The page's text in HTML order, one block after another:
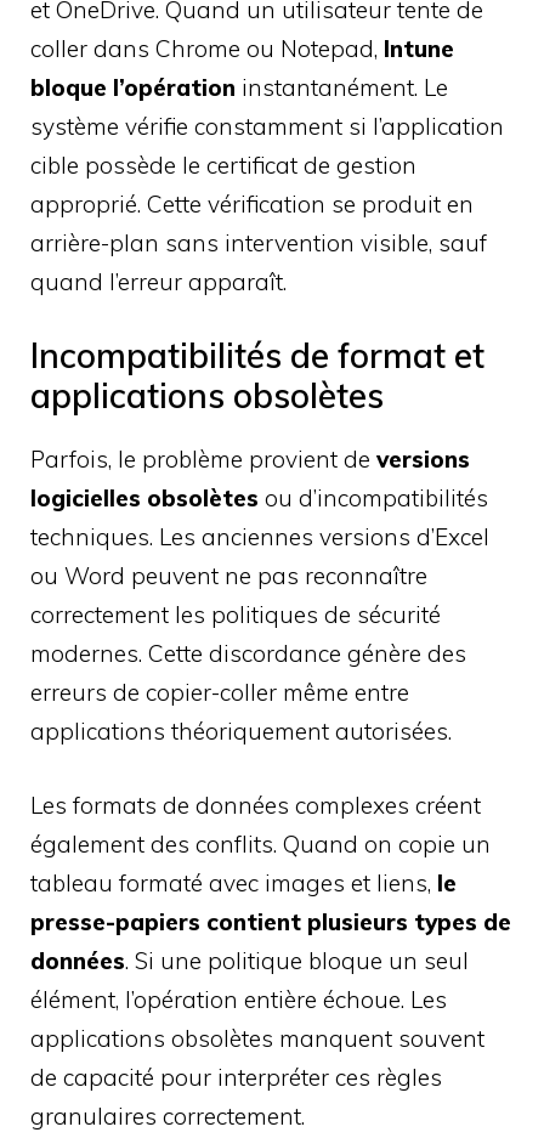
et OneDrive. Quand un utilisateur tente de
coller dans Chrome ou Notepad, Intune
bloque l’opération instantanément. Le
système vérifie constamment si l’application
cible possède le certificat de gestion
approprié. Cette vérification se produit en
arrière-plan sans intervention visible, sauf
quand l’erreur apparaît.
Incompatibilités de format et
applications obsolètes
Parfois, le problème provient de versions
logicielles obsolètes ou d’incompatibilités
techniques. Les anciennes versions d’Excel
ou Word peuvent ne pas reconnaître
correctement les politiques de sécurité
modernes. Cette discordance génère des
erreurs de copier-coller même entre
applications théoriquement autorisées.
Les formats de données complexes créent
également des conflits. Quand on copie un
tableau formaté avec images et liens, le
presse-papiers contient plusieurs types de
données. Si une politique bloque un seul
élément, l’opération entière échoue. Les
applications obsolètes manquent souvent
de capacité pour interpréter ces règles
granulaires correctement.